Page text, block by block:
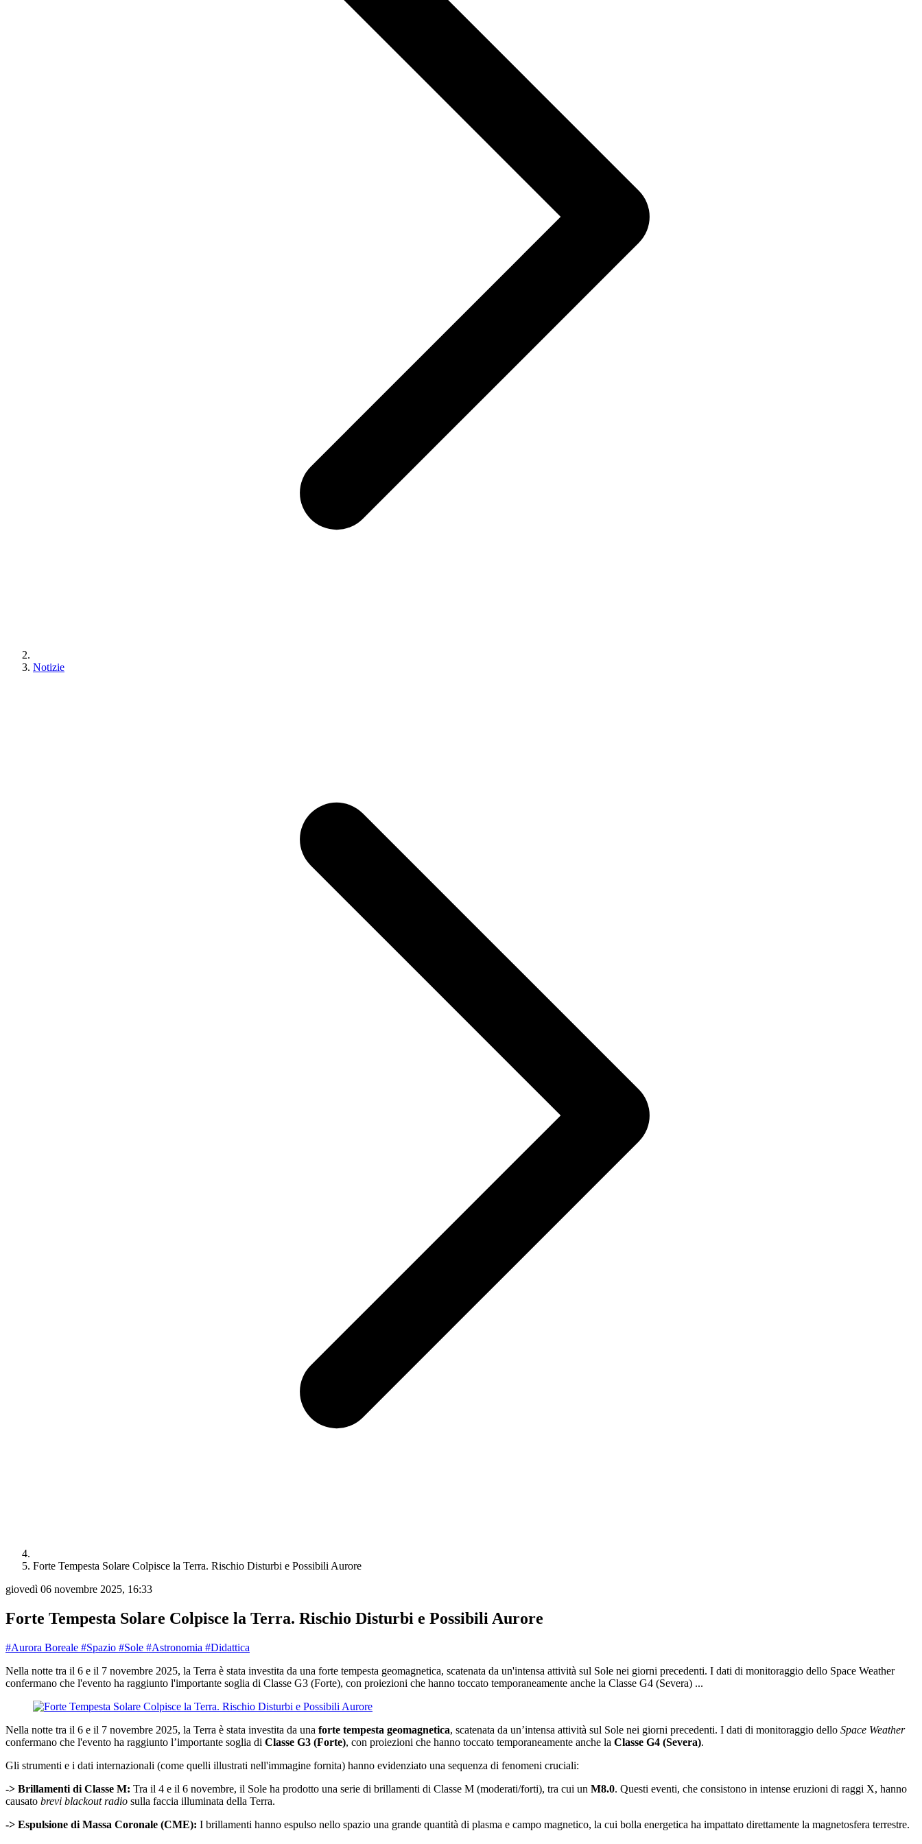
Notizie
Forte Tempesta Solare Colpisce la Terra. Rischio Disturbi e Possibili Aurore
giovedì 06 novembre 2025, 16:33
Forte Tempesta Solare Colpisce la Terra. Rischio Disturbi e Possibili Aurore
#Aurora Boreale #Spazio #Sole #Astronomia #Didattica
Nella notte tra il 6 e il 7 novembre 2025, la Terra è stata investita da una forte tempesta geomagnetica, scatenata da un'intensa attività sul Sole nei giorni precedenti. I dati di monitoraggio dello Space Weather
confermano che l'evento ha raggiunto l'importante soglia di Classe G3 (Forte), con proiezioni che hanno toccato temporaneamente anche la Classe G4 (Severa) ...
Nella notte tra il 6 e il 7 novembre 2025, la Terra è stata investita da una forte tempesta geomagnetica, scatenata da un’intensa attività sul Sole nei giorni precedenti. I dati di monitoraggio dello Space Weather
confermano che l'evento ha raggiunto l’importante soglia di Classe G3 (Forte), con proiezioni che hanno toccato temporaneamente anche la Classe G4 (Severa).
Gli strumenti e i dati internazionali (come quelli illustrati nell'immagine fornita) hanno evidenziato una sequenza di fenomeni cruciali:
-> Brillamenti di Classe M: Tra il 4 e il 6 novembre, il Sole ha prodotto una serie di brillamenti di Classe M (moderati/forti), tra cui un M8.0. Questi eventi, che consistono in intense eruzioni di raggi X, hanno
causato brevi blackout radio sulla faccia illuminata della Terra.
-> Espulsione di Massa Coronale (CME): I brillamenti hanno espulso nello spazio una grande quantità di plasma e campo magnetico, la cui bolla energetica ha impattato direttamente la magnetosfera terrestre.